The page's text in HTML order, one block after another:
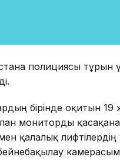
полициясы тұрғын
бірінде оқитын 19
мониторды
мен қалалық